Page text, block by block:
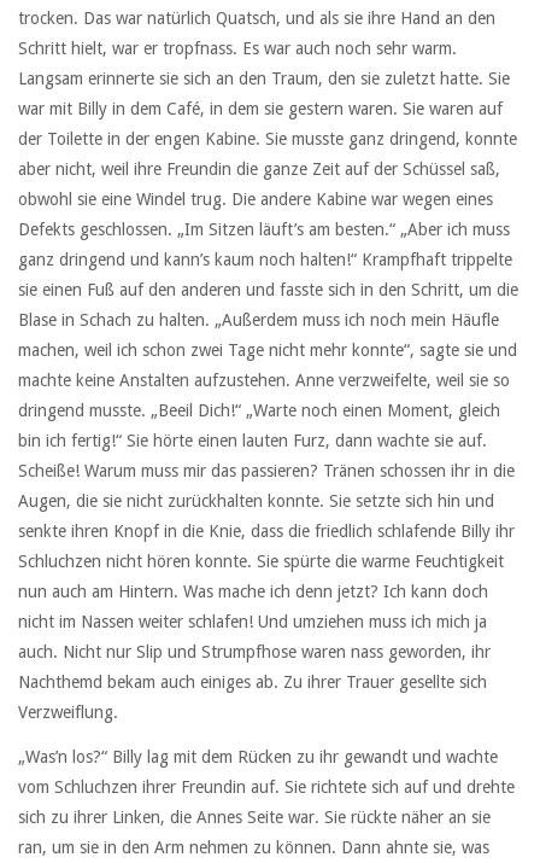
trocken. Das war natürlich Quatsch, und als sie ihre Hand an den
Schritt hielt, war er tropfnass. Es war auch noch sehr warm.
Langsam erinnerte sie sich an den Traum, den sie zuletzt hatte. Sie
war mit Billy in dem Café, in dem sie gestern waren. Sie waren auf
der Toilette in der engen Kabine. Sie musste ganz dringend, konnte
aber nicht, weil ihre Freundin die ganze Zeit auf der Schüssel saß,
obwohl sie eine Windel trug. Die andere Kabine war wegen eines
Defekts geschlossen. „Im Sitzen läuft’s am besten.“ „Aber ich muss
ganz dringend und kann’s kaum noch halten!“ Krampfhaft trippelte
sie einen Fuß auf den anderen und fasste sich in den Schritt, um die
Blase in Schach zu halten. „Außerdem muss ich noch mein Häufle
machen, weil ich schon zwei Tage nicht mehr konnte“, sagte sie und
machte keine Anstalten aufzustehen. Anne verzweifelte, weil sie so
dringend musste. „Beeil Dich!“ „Warte noch einen Moment, gleich
bin ich fertig!“ Sie hörte einen lauten Furz, dann wachte sie auf.
Scheiße! Warum muss mir das passieren? Tränen schossen ihr in die
Augen, die sie nicht zurückhalten konnte. Sie setzte sich hin und
senkte ihren Knopf in die Knie, dass die friedlich schlafende Billy ihr
Schluchzen nicht hören konnte. Sie spürte die warme Feuchtigkeit
nun auch am Hintern. Was mache ich denn jetzt? Ich kann doch
nicht im Nassen weiter schlafen! Und umziehen muss ich mich ja
auch. Nicht nur Slip und Strumpfhose waren nass geworden, ihr
Nachthemd bekam auch einiges ab. Zu ihrer Trauer gesellte sich
Verzweiflung.
„Was’n los?“ Billy lag mit dem Rücken zu ihr gewandt und wachte
vom Schluchzen ihrer Freundin auf. Sie richtete sich auf und drehte
sich zu ihrer Linken, die Annes Seite war. Sie rückte näher an sie
ran, um sie in den Arm nehmen zu können. Dann ahnte sie, was